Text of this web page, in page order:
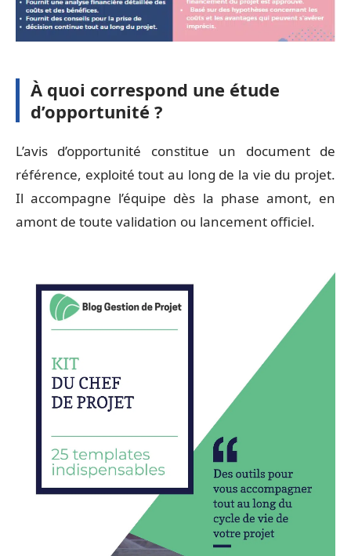
À quoi correspond une étude
d’opportunité ?
L’avis d’opportunité constitue un document de
référence, exploité tout au long de la vie du projet.
Il accompagne l’équipe dès la phase amont, en
amont de toute validation ou lancement officiel.